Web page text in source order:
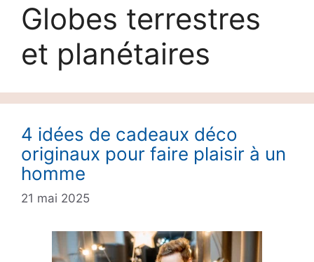
Globes terrestres
et planétaires
4 idées de cadeaux déco
originaux pour faire plaisir à un
homme
21 mai 2025